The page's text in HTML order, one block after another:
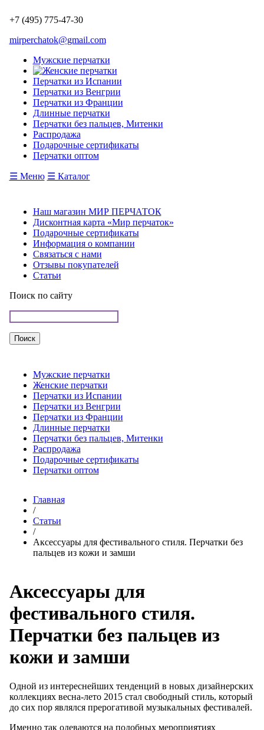
+7 (495) 775-47-30
mirperchatok@gmail.com
Мужские перчатки
Перчатки из Испании
Перчатки из Венгрии
Перчатки из Франции
Длинные перчатки
Перчатки без пальцев, Митенки
Распродажа
Подарочные сертификаты
Перчатки оптом
☰ Меню ☰ Каталог
Наш магазин МИР ПЕРЧАТОК
Дисконтная карта «Мир перчаток»
Подарочные сертификаты
Информация о компании
Связаться с нами
Отзывы покупателей
Статьи
Поиск по сайту
Мужские перчатки
Женские перчатки
Перчатки из Испании
Перчатки из Венгрии
Перчатки из Франции
Длинные перчатки
Перчатки без пальцев, Митенки
Распродажа
Подарочные сертификаты
Перчатки оптом
Главная
/
Статьи
/
Аксессуары для фестивального стиля. Перчатки без
пальцев из кожи и замши
Аксессуары для
фестивального стиля.
Перчатки без пальцев из
кожи и замши
Одной из интереснейших тенденций в новых дизайнерских
коллекциях весна-лето 2015 стал свободный стиль, который
до сих пор являлся прерогативой музыкальных фестивалей.
Именно так одеваются на подобных мероприятиях